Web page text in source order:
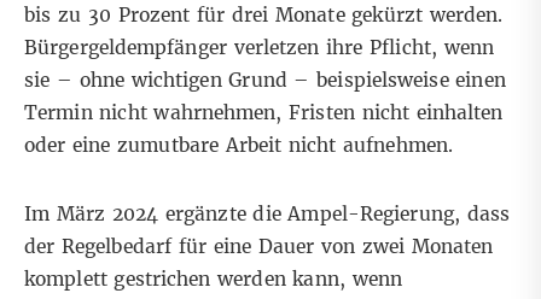
bis zu 30 Prozent für drei Monate gekürzt werden.
Bürgergeldempfänger verletzen ihre Pflicht, wenn
sie – ohne wichtigen Grund – beispielsweise einen
Termin nicht wahrnehmen, Fristen nicht einhalten
oder eine zumutbare Arbeit nicht aufnehmen.
Im März 2024 ergänzte die Ampel-Regierung, dass
der Regelbedarf für eine Dauer von zwei Monaten
komplett gestrichen werden kann, wenn